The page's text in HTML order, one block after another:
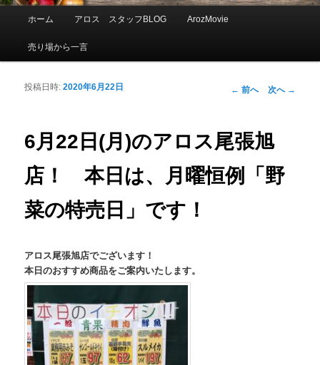
メインコンテンツへ移動
サブコンテンツへ移動
ホーム アロス スタッフBLOG ArozMovie
売り場から一言
投稿ナビゲーシ
← 前へ 次へ →
6月22日(月)のアロス尾張旭
店！ 本日は、月曜恒例「野
菜の特売日」です！
投稿日時:2020年6月22日
アロス尾張旭店でございます！
本日のおすすめ商品をご案内いたします。